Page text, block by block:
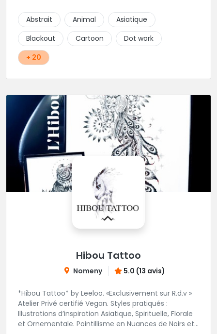
Abstrait Animal
Asiatique
Blackout
Cartoon
Dot work
+ 20
Hibou Tattoo
Nomeny 5.0 (13 avis)
*Hibou Tattoo* by Leeloo. «Exclusivement sur R.d.v »
Atelier Privé certifié Vegan. Styles pratiqués :
Illustrations d’inspiration Asiatique, Spirituelle, Florale
et Ornementale. Pointillisme en Nuances de Noirs et